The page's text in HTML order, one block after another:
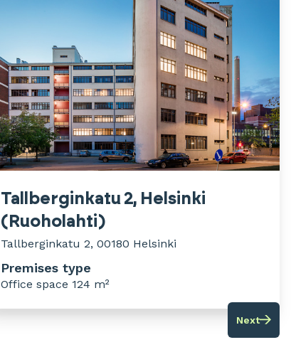
Tallberginkatu 2, Helsinki
(Ruoholahti)
Tallberginkatu 2, 00180 Helsinki
Premises type
Office space 124 m²
Next